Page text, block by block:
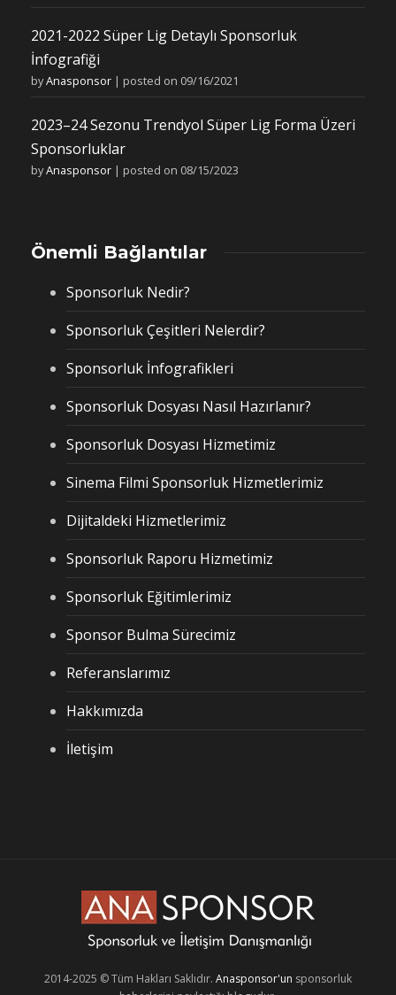
2021-2022 Süper Lig Detaylı Sponsorluk
İnfografiği
byAnasponsor | posted on 09/16/2021
2023–24 Sezonu Trendyol Süper Lig Forma Üzeri
Sponsorluklar
byAnasponsor | posted on 08/15/2023
Önemli Bağlantılar
Sponsorluk Nedir?
Sponsorluk Çeşitleri Nelerdir?
Sponsorluk İnfografikleri
Sponsorluk Dosyası Nasıl Hazırlanır?
Sponsorluk Dosyası Hizmetimiz
Sinema Filmi Sponsorluk Hizmetlerimiz
Dijitaldeki Hizmetlerimiz
Sponsorluk Raporu Hizmetimiz
Sponsorluk Eğitimlerimiz
Sponsor Bulma Sürecimiz
Referanslarımız
Hakkımızda
İletişim
2014-2025 © Tüm Hakları Saklıdır. Anasponsor'un sponsorluk